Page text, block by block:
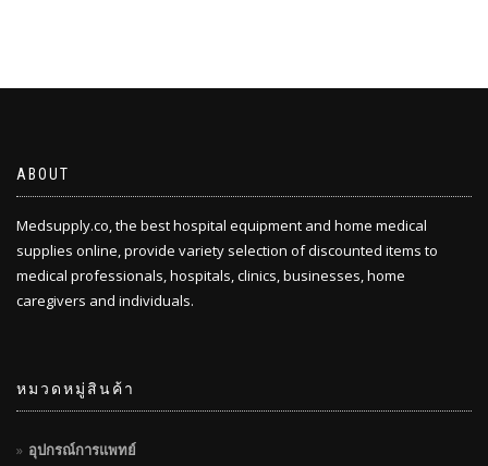
ABOUT
Medsupply.co, the best hospital equipment and home medical
supplies online, provide variety selection of discounted items to
medical professionals, hospitals, clinics, businesses, home
caregivers and individuals.
หมวดหมู่สินค้า
อุปกรณ์การแพทย์